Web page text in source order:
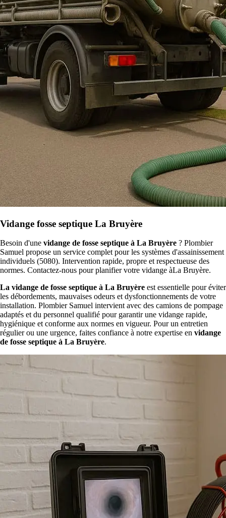
Vidange fosse septique La Bruyère
Besoin d'une vidange de fosse septique à La Bruyère ? Plombier
Samuel propose un service complet pour les systèmes d'assainissement
individuels (5080). Intervention rapide, propre et respectueuse des
normes. Contactez-nous pour planifier votre vidange àLa Bruyère.
La vidange de fosse septique à La Bruyère est essentielle pour éviter
les débordements, mauvaises odeurs et dysfonctionnements de votre
installation. Plombier Samuel intervient avec des camions de pompage
adaptés et du personnel qualifié pour garantir une vidange rapide,
hygiénique et conforme aux normes en vigueur. Pour un entretien
régulier ou une urgence, faites confiance à notre expertise en vidange
de fosse septique à La Bruyère.